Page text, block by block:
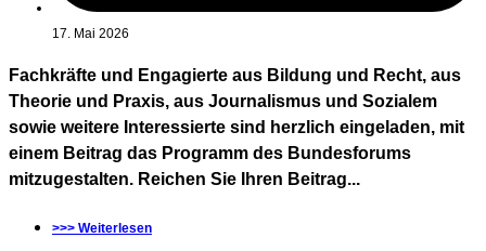
17. Mai 2026
Fachkräfte und Engagierte aus Bildung und Recht, aus
Theorie und Praxis, aus Journalismus und Sozialem
sowie weitere Interessierte sind herzlich eingeladen, mit
einem Beitrag das Programm des Bundesforums
mitzugestalten. Reichen Sie Ihren Beitrag...
>>> Weiterlesen